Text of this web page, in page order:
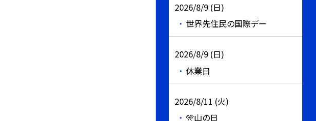
2026/8/9 (日)
世界先住民の国際デー
2026/8/9 (日)
休業日
2026/8/11 (火)
🎌山の日